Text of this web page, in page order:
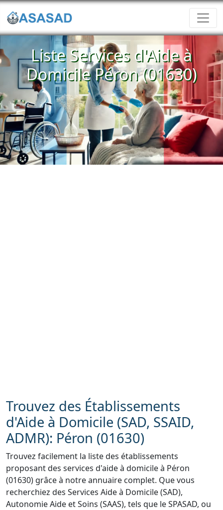
Liste Services d'Aide à
Domicile Péron (01630)
Trouvez des Établissements
d'Aide à Domicile (SAD, SSAID,
ADMR): Péron (01630)
Trouvez facilement la liste des établissements
proposant des services d'aide à domicile à Péron
(01630) grâce à notre annuaire complet. Que vous
recherchiez des Services Aide à Domicile (SAD),
Autonomie Aide et Soins (SAAS), tels que le SPASAD, ou